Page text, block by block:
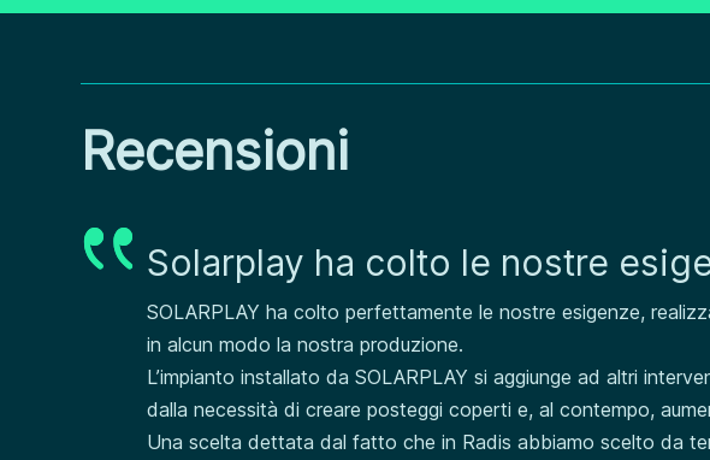
Recensioni
Solarplay ha colto le nostre
SOLARPLAY ha colto perfettamente le nostre esigenze,
in alcun modo la nostra produzione.
L’impianto installato da SOLARPLAY si aggiunge ad altri
dalla necessità di creare posteggi coperti e, al contempo,
Una scelta dettata dal fatto che in Radis abbiamo scelto da